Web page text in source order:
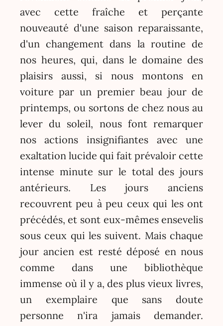
avec cette fraîche et perçante
nouveauté d'une saison reparaissante,
d'un changement dans la routine de
nos heures, qui, dans le domaine des
plaisirs aussi, si nous montons en
voiture par un premier beau jour de
printemps, ou sortons de chez nous au
lever du soleil, nous font remarquer
nos actions insignifiantes avec une
exaltation lucide qui fait prévaloir cette
intense minute sur le total des jours
antérieurs. Les jours anciens
recouvrent peu à peu ceux qui les ont
précédés, et sont eux-mêmes ensevelis
sous ceux qui les suivent. Mais chaque
jour ancien est resté déposé en nous
comme dans une bibliothèque
immense où il y a, des plus vieux livres,
un exemplaire que sans doute
personne n'ira jamais demander.